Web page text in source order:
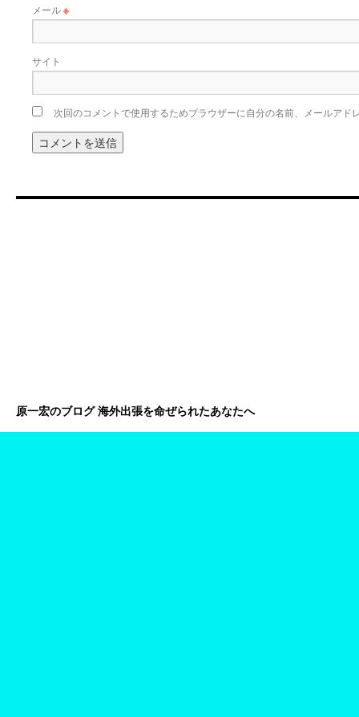
メール※
サイト
次回のコメントで使用するためブラウザーに自分の名前、メールアド
原一宏のブログ 海外出張を命ぜられたあなたへ